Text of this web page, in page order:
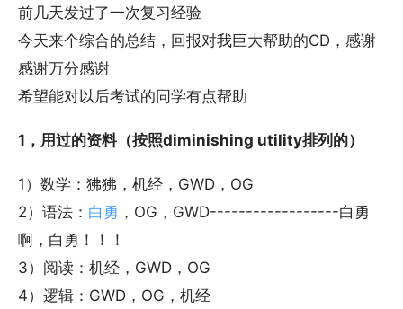
前几天发过了一次复习经验
今天来个综合的总结，回报对我巨大帮助的CD，感谢
感谢万分感谢
希望能对以后考试的同学有点帮助
1，用过的资料（按照diminishing utility排列的）
1）数学：狒狒，机经，GWD，OG
2）语法： 白勇 ，OG，GWD------------------白勇
啊，白勇！！！
3）阅读：机经，GWD，OG
4）逻辑：GWD，OG，机经